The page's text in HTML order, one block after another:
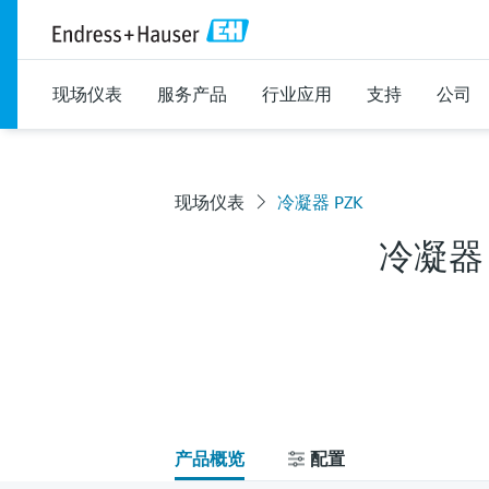
现场仪表 服务产品 行业应用 支持 公司
现场仪表 冷凝器 PZK
冷凝器
产品概览 配置